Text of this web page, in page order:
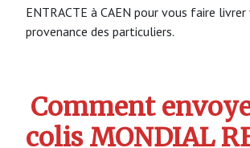
ENTRACTE à CAEN pour vous faire
provenance des particuliers.
Comment
colis MONDIAL